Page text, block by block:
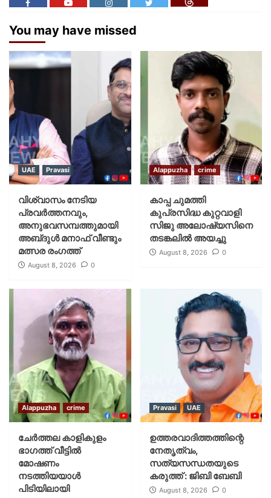
You may have missed
UAE Pravasi
വിശ്വാസം നേടിയ
പ്രവർത്തനവും,
അനുഭവസമ്പത്തുമായി
അബ്‌ദുൾ മനാഫ് വീണ്ടും
മത്സര രംഗത്ത്
August 8, 2026 0
Alappuzha crime
കാപ്പ ചുമത്തി
കുപ്രസിദ്ധ കുറ്റവാളി
സിജു അലോഷ്യസിനെ
തടങ്കലിൽ അയച്ചു
August 8, 2026 0
Alappuzha crime
ചേർത്തല കാളികുളം
ഭാഗത്ത് വീട്ടിൽ
മോഷണം
നടത്തിയയാൾ
പിടിയിലായി
Pravasi UAE
ഉത്തരവാദിത്തത്തിന്റെ
നേതൃത്വം,
സത്യസന്ധതയുടെ
കരുത്ത് : ജിബി ബേബി
August 8, 2026 0